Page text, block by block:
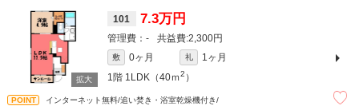
101 7.3万円
- 2,300円
敷 0ヶ月 礼
1ヶ月
1階 1LDK（40ｍ2 ）
インターネット無料/追い焚き・浴室乾燥機付き/